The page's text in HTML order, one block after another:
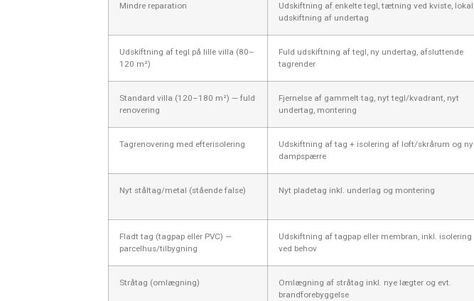
Mindre reparation
Udskiftning af enkelte tegl, tætning ved kviste, lokal
udskiftning af undertag
Udskiftning af tegl på lille villa (80–
120 m²)
Fuld udskiftning af tegl, ny undertag, afsluttende
tagrender
Standard villa (120–180 m²) — fuld
renovering
Fjernelse af gammelt tag, nyt tegl/kvadrant, nyt
undertag, montering
Tagrenovering med efterisolering
Udskiftning af tag + isolering af loft/skrårum og ny
dampspærre
Nyt ståltag/metal (stående false) Nyt pladetag inkl. underlag og montering
Fladt tag (tagpap eller PVC) —
parcelhus/tilbygning
Udskiftning af tagpap eller membran, inkl. isolering
ved behov
Stråtag (omlægning)
Omlægning af stråtag inkl. nye lægter og evt.
brandforebyggelse